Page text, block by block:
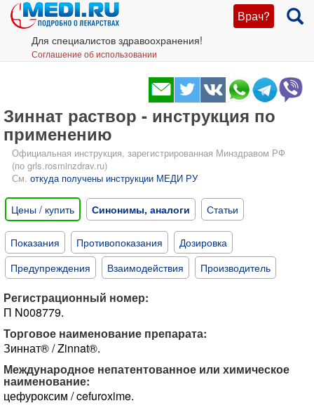
Врач?
Для специалистов здравоохранения!
Соглашение об использовании
Зиннат раствор - инструкция по
применению
Официальная инструкция, зарегистрированная Минздравом РФ
(по grls.rosminzdrav.ru)
См. откуда получены инструкции МЕДИ РУ
Цены / купить Синонимы, аналоги Статьи
Показания Противопоказания
Дозировка
Предупреждения
Взаимодействия Производитель
Регистрационный номер:
П N008779.
Торговое наименование препарата:
Зиннат® / Zinnat®.
Международное непатентованное или химическое
наименование:
цефуроксим / cefuroxime.